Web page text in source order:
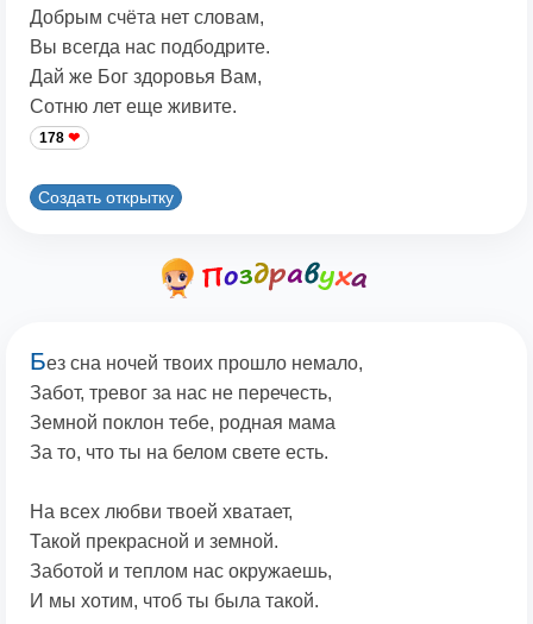
Добрым счёта нет словам,
Вы всегда нас подбодрите.
Дай же Бог здоровья Вам,
Сотню лет еще живите.
178
Создать открытку
Без сна ночей твоих прошло немало,
Забот, тревог за нас не перечесть,
Земной поклон тебе, родная мама
За то, что ты на белом свете есть.
На всех любви твоей хватает,
Такой прекрасной и земной.
Заботой и теплом нас окружаешь,
И мы хотим, чтоб ты была такой.